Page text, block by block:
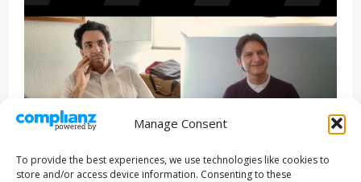
Manage Consent
To provide the best experiences, we use technologies like cookies to
store and/or access device information. Consenting to these
Entrevista Series
ENCUENTROS CON IVÁN URIEL T3E22: JUAN PATRICIO